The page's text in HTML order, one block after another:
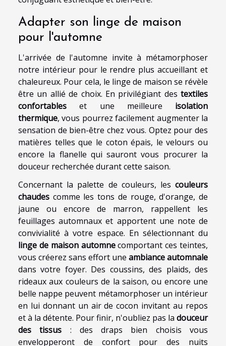
Adapter son linge de maison
pour l'automne
L'arrivée de l'automne invite à métamorphoser
notre intérieur pour le rendre plus accueillant et
chaleureux. Pour cela, le linge de maison se révèle
être un allié de choix. En privilégiant des textiles
confortables et une meilleure isolation
thermique, vous pourrez facilement augmenter la
sensation de bien-être chez vous. Optez pour des
matières telles que le coton épais, le velours ou
encore la flanelle qui sauront vous procurer la
douceur recherchée durant cette saison.
Concernant la palette de couleurs, les couleurs
chaudes comme les tons de rouge, d'orange, de
jaune ou encore de marron, rappellent les
feuillages automnaux et apportent une note de
convivialité à votre espace. En sélectionnant du
linge de maison automnecomportant ces teintes,
vous créerez sans effort une ambiance automnale
dans votre foyer. Des coussins, des plaids, des
rideaux aux couleurs de la saison, ou encore une
belle nappe peuvent métamorphoser un intérieur
en lui donnant un air de cocon invitant au repos
et à la détente. Pour finir, n'oubliez pas la douceur
des tissus : des draps bien choisis vous
envelopperont de confort pour des nuits